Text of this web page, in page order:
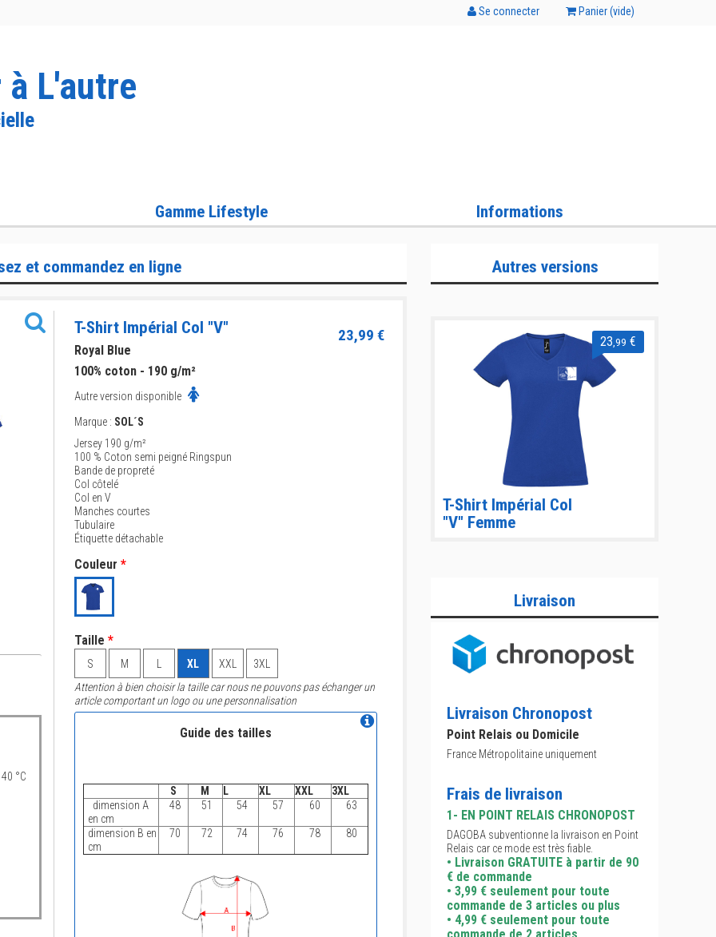
Se connecter Panier (vide)
L'autre
Gamme Lifestyle Informations
et commandez en ligne
°C
T-Shirt Impérial Col "V" 23,99 €
Royal Blue
100% coton - 190 g/m²
Autre version disponible
Marque : SOL´S
Jersey 190 g/m²
100 % Coton semi peigné Ringspun
Bande de propreté
Col côtelé
Col en V
Manches courtes
Tubulaire
Étiquette détachable
Couleur *
Taille *
S M XL XXL
3XL
Attention à bien choisir la taille car nous ne pouvons pas échanger un
article comportant un logo ou une personnalisation
Guide des tailles
S M L XL XXL
3XL
dimension A
en cm
48 51 54 57 60 63
dimension B en
cm
70 72 74 76 78 80
Autres versions
23 ,99 €
T-Shirt Impérial Col
"V" Femme
Livraison
Livraison Chronopost
Point Relais ou Domicile
France Métropolitaine uniquement
Frais de livraison
1- EN POINT RELAIS CHRONOPOST
DAGOBA subventionne la livraison en Point
Relais car ce mode est très fiable.
• Livraison GRATUITE à partir de 90
€ de commande
• 3,99 € seulement pour toute
commande de 3 articles ou plus
• 4,99 € seulement pour toute